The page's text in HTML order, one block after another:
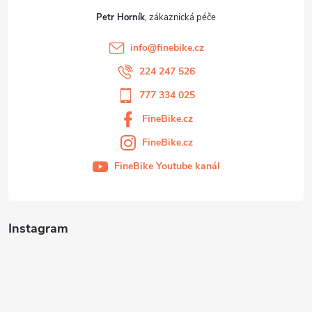
Instagram
Petr Horník
info@finebike.cz
224 247 526
777 334 025
FineBike.cz
FineBike.cz
FineBike Youtube kanál